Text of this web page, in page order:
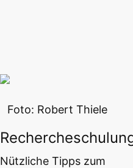
Foto: Robert Thiele
Nützliche Tipps zum